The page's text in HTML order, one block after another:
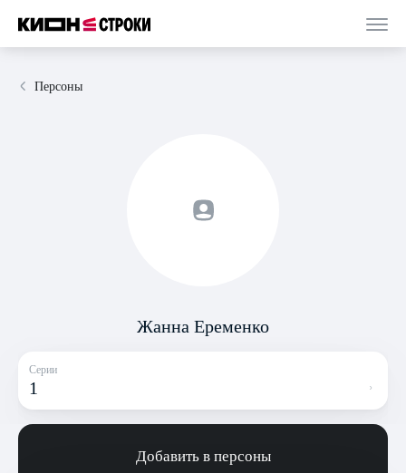
Персоны
Жанна Еременко
Серии
1
Добавить в персоны